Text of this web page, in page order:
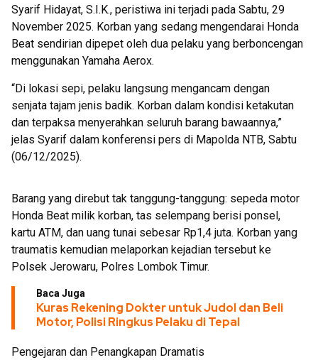
Syarif Hidayat, S.I.K., peristiwa ini terjadi pada Sabtu, 29
November 2025. Korban yang sedang mengendarai Honda
Beat sendirian dipepet oleh dua pelaku yang berboncengan
menggunakan Yamaha Aerox.
“Di lokasi sepi, pelaku langsung mengancam dengan
senjata tajam jenis badik. Korban dalam kondisi ketakutan
dan terpaksa menyerahkan seluruh barang bawaannya,”
jelas Syarif dalam konferensi pers di Mapolda NTB, Sabtu
(06/12/2025).
Barang yang direbut tak tanggung-tanggung: sepeda motor
Honda Beat milik korban, tas selempang berisi ponsel,
kartu ATM, dan uang tunai sebesar Rp1,4 juta. Korban yang
traumatis kemudian melaporkan kejadian tersebut ke
Polsek Jerowaru, Polres Lombok Timur.
Baca Juga
Kuras Rekening Dokter untuk Judol dan Beli
Motor, Polisi Ringkus Pelaku di Tepal
Pengejaran dan Penangkapan Dramatis